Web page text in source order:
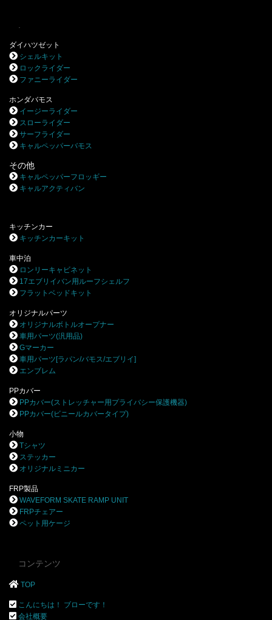
ダイハツゼット
シェルキット
ロックライダー
ファニーライダー
ホンダバモス
イージーライダー
スローライダー
サーフライダー
キャルペッパーバモス
その他
キャルペッパーフロッギー
キャルアクティバン
キッチンカー
キッチンカーキット
車中泊
ロンリーキャビネット
17エブリイバン用ルーフシェルフ
フラットベッドキット
オリジナルパーツ
オリジナルボトルオープナー
車用パーツ(汎用品)
Gマーカー
車用パーツ[ラパン/バモス/エブリイ]
エンブレム
PPカバー
PPカバー(ストレッチャー用プライバシー保護機器)
PPカバー(ビニールカバータイプ)
小物
Tシャツ
ステッカー
オリジナルミニカー
FRP製品
WAVEFORM SKATE RAMP UNIT
FRPチェアー
ペット用ケージ
コンテンツ
TOP
こんにちは！ ブローです！
会社概要